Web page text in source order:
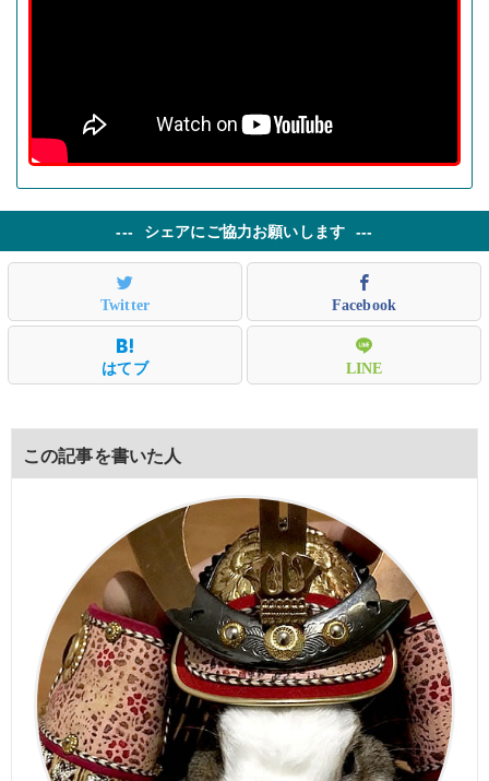
シェアにご協力お願いします
この記事を書いた人